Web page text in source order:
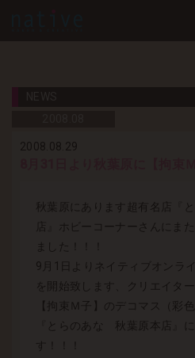
2008.08.29
秋葉原にあります超有名店『
店』ホビーコーナーさんにま
ました！！！
9月1日よりネイティブオンラ
を開始致します、クリエイタ
【拘束Ｍ子】のデコマス（彩
『とらのあな 秋葉原本店』に
す！！！